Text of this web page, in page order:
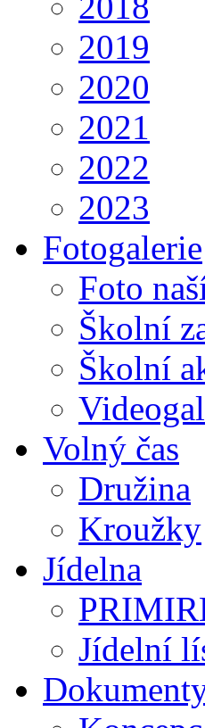
2019
2020
2021
2022
2023
Fotogalerie
Foto
Školní
Školní
Volný čas
Družina
Kroužky
Jídelna
Jídelní